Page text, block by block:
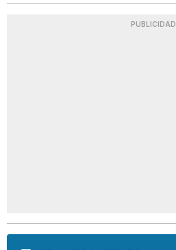
PUBLICIDAD